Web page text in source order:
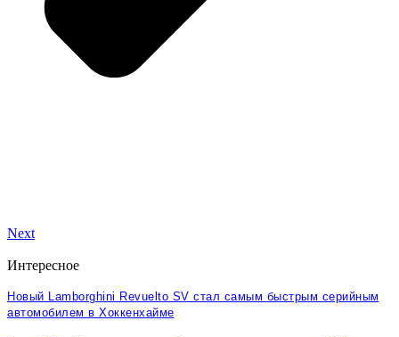
Next
Интересное
Новый Lamborghini Revuelto SV стал самым быстрым серийным
автомобилем в Хоккенхайме